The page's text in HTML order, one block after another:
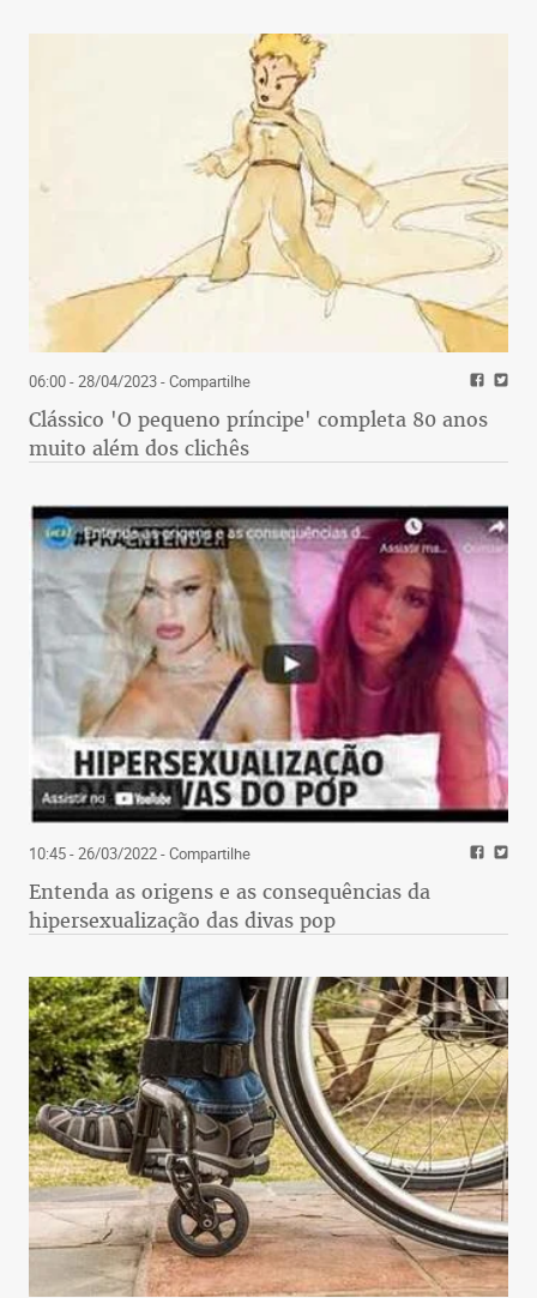
06:00 - 28/04/2023- Compartilhe
Clássico 'O pequeno príncipe' completa 80 anos
muito além dos clichês
10:45 - 26/03/2022- Compartilhe
Entenda as origens e as consequências da
hipersexualização das divas pop